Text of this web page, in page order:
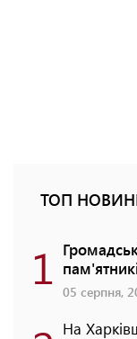
ТОП
1 05 серпня,
На